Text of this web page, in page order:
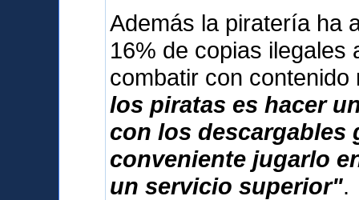
Además la piratería ha
16% de copias ilegales
combatir con
los piratas es hacer
con los descargables
conveniente jugarlo
un servicio superior".